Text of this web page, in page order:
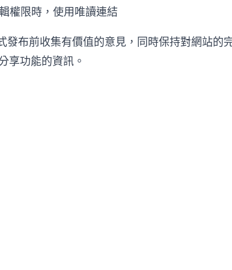
權限時，使用唯讀連結
發布前收集有價值的意見，同時保持對網站的
享功能的資訊。